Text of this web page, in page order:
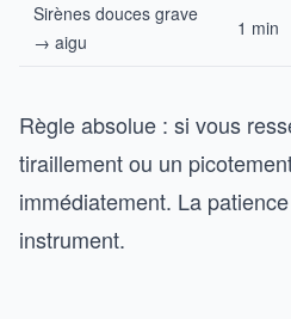
Sirènes douces grave
→ aigu
1 min
Règle absolue : si vous
tiraillement ou un
immédiatement. La
instrument.